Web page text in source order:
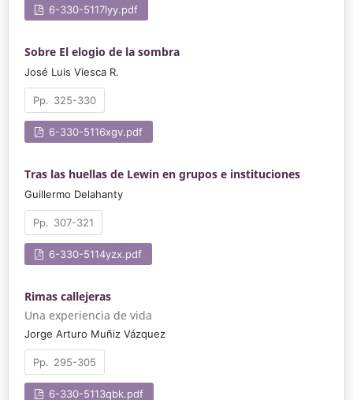
6-330-5117lyy.pdf
Sobre El elogio de la sombra
José Luis Viesca R.
325-330
6-330-5116xgv.pdf
Tras las huellas de Lewin en grupos e instituciones
Guillermo Delahanty
307-321
6-330-5114yzx.pdf
Rimas callejeras
Una experiencia de vida
Jorge Arturo Muñiz Vázquez
295-305
6-330-5113qbk.pdf